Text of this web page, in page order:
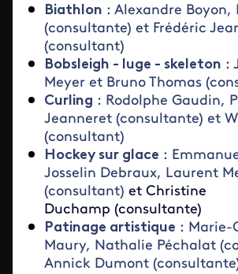
Biathlon : Alexandre Boyon,
(consultante) et Frédéric
(consultant)
Bobsleigh - luge - skeleton :
Meyer et Bruno Thomas
Curling : Rodolphe Gaudin,
Jeanneret (consultante) et
(consultant)
Hockey sur glace :
Josselin Debraux, Laurent
(consultant) et Christine
Duchamp (consultante)
Patinage artistique : Marie-
Maury, Nathalie Péchalat
Annick Dumont